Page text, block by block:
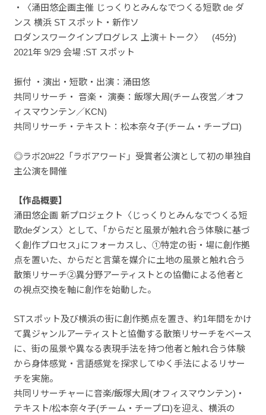
・〈涌田悠企画主催 じっくりとみんなでつくる短歌 de ダ
ンス 横浜 ST スポット・新作ソ
ロダンスワークインプログレス 上演＋トーク〉 (45分)
2021年 9/29 会場 :ST スポット
振付 ・演出・短歌・出演：涌田悠
共同リサーチ・ 音楽・ 演奏：飯塚大周(チーム夜営／オフ
ィスマウンテン／KCN)
共同リサーチ・テキスト：松本奈々子(チーム・チープロ)
◎ラボ20#22「ラボアワード」受賞者公演として初の単独自
主公演を開催
【作品概要】
涌田悠企画 新プロジェクト〈じっくりとみんなでつくる短
歌deダンス〉として、｢からだと風景が触れ合う体験に基づ
く創作プロセス｣にフォーカスし、➀特定の街・場に創作拠
点を置いた、からだと言葉を媒介に土地の風景と触れ合う
散策リサーチ②異分野アーティストとの協働による他者と
の視点交換を軸に創作を始動した。
STスポット及び横浜の街に創作拠点を置き、約1年間をかけ
て異ジャンルアーティストと協働する散策リサーチをベース
に、街の風景や異なる表現手法を持つ他者と触れ合う体験
から身体感覚・言語感覚を探求してゆく手法によるリサー
チを実施。
共同リサーチャーに音楽/飯塚大周(オフィスマウンテン)・
テキスト/松本奈々子(チーム・チープロ)を迎え、横浜の